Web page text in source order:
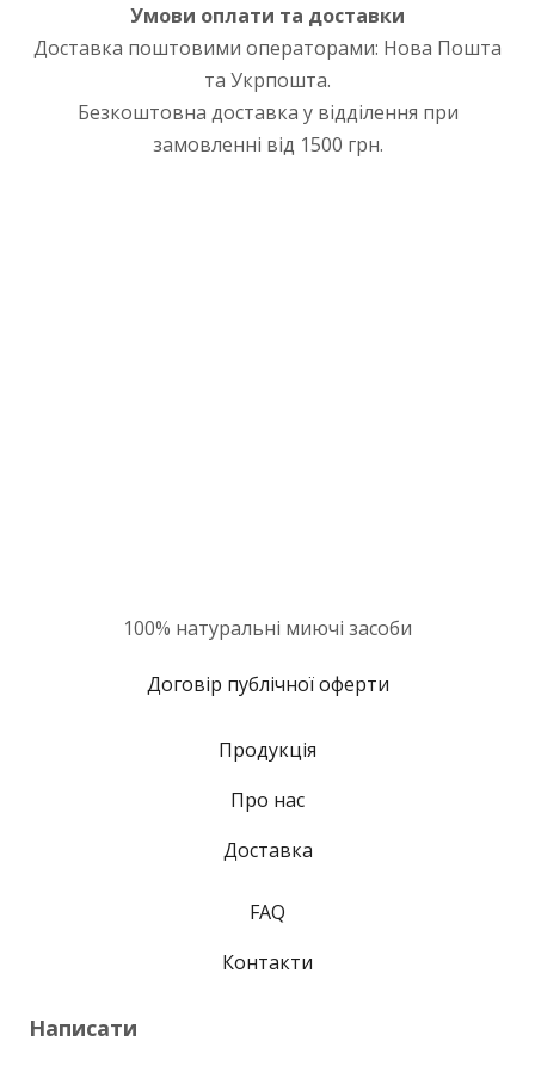
Умови оплати та доставки
Доставка поштовими операторами: Нова Пошта
та Укрпошта.
Безкоштовна доставка у відділення при
замовленні від 1500 грн.
100% натуральні миючі засоби
Договір публічної оферти
Продукція
Про нас
Доставка
FAQ
Контакти
Написати